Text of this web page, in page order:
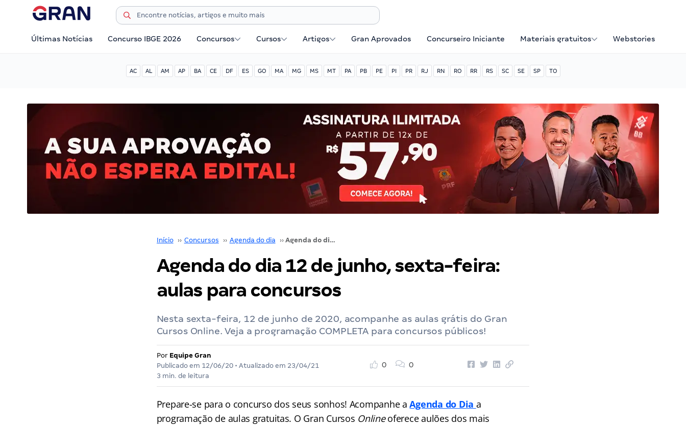
Últimas Notícias Concurso IBGE 2026 Concursos Cursos Artigos Gran Aprovados Concurseiro Iniciante Materiais gratuitos Webstories
AC AL AM AP BA CE DF ES GO MA MG MS MT PA PB PE PI PR RJ RN RO RR RS SC SE SP TO
Início ›› Concursos ›› Agenda do dia ›› Agenda do dia 12 de junho, sexta-feira: aulas para concursos
Agenda do dia 12 de junho, sexta-feira:
aulas para concursos
Nesta sexta-feira, 12 de junho de 2020, acompanhe as aulas grátis do Gran
Cursos Online. Veja a programação COMPLETA para concursos públicos!
Por Equipe Gran
Publicado em 12/06/20• Atualizado em 23/04/21
3 min. de leitura
0 0
Prepare-se para o concurso dos seus sonhos! Acompanhe aAgenda do Dia a
programação de aulas gratuitas. O Gran Cursos Onlineoferece aulões dos mais